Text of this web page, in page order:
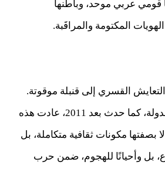
قومي عربي موحد، وباطنها
المكتومة والمراقَبة.
القسري إلى قنبلة موقوتة.
فكلما ضعفت قبضة الدولة، كما حدث بعد 2011، عادت هذه
بصفتها مكونات ثقافية متكاملة، بل
بل وأحيانًا للهجوم، ضمن حرب